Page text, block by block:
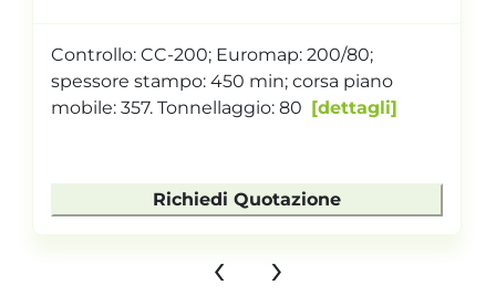
Controllo: CC-200; Euromap: 200/80;
spessore stampo: 450 min; corsa piano
mobile: 357. Tonnellaggio: 80
dettagli
Richiedi Quotazione
‹ ›